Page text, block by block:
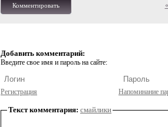
Комментировать
Добавить комментарий:
Введите свое имя и пароль на сайте:
Регистрация Напоминание
Текст комментария: смайлики